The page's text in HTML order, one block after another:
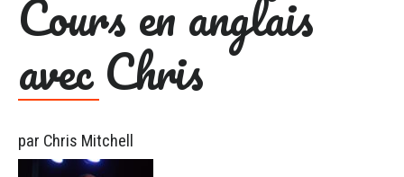
Cours en anglais
avec Chris
par Chris Mitchell